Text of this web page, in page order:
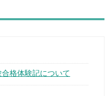
格体験記について